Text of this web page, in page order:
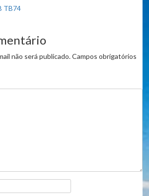
TB74
não será publicado. Campos obrigatórios